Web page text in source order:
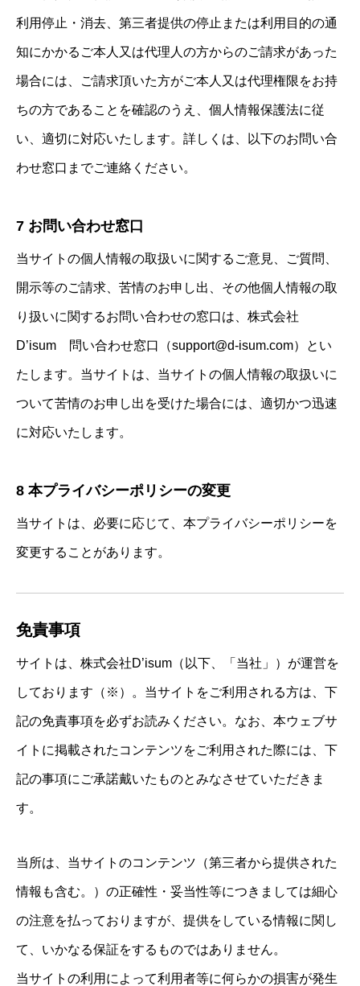
利用停止・消去、第三者提供の停止または利用目的の通
知にかかるご本人又は代理人の方からのご請求があった
場合には、ご請求頂いた方がご本人又は代理権限をお持
ちの方であることを確認のうえ、個人情報保護法に従
い、適切に対応いたします。詳しくは、以下のお問い合
わせ窓口までご連絡ください。
7 お問い合わせ窓口
当サイトの個人情報の取扱いに関するご意見、ご質問、
開示等のご請求、苦情のお申し出、その他個人情報の取
り扱いに関するお問い合わせの窓口は、株式会社
D’isum 問い合わせ窓口（support@d-isum.com）とい
たします。当サイトは、当サイトの個人情報の取扱いに
ついて苦情のお申し出を受けた場合には、適切かつ迅速
に対応いたします。
8 本プライバシーポリシーの変更
当サイトは、必要に応じて、本プライバシーポリシーを
変更することがあります。
免責事項
サイトは、株式会社D’isum（以下、「当社」）が運営を
しております（※）。当サイトをご利用される方は、下
記の免責事項を必ずお読みください。なお、本ウェブサ
イトに掲載されたコンテンツをご利用された際には、下
記の事項にご承諾戴いたものとみなさせていただきま
す。
当所は、当サイトのコンテンツ（第三者から提供された
情報も含む。）の正確性・妥当性等につきましては細心
の注意を払っておりますが、提供をしている情報に関し
て、いかなる保証をするものではありません。
当サイトの利用によって利用者等に何らかの損害が発生
NEWS
会社概要